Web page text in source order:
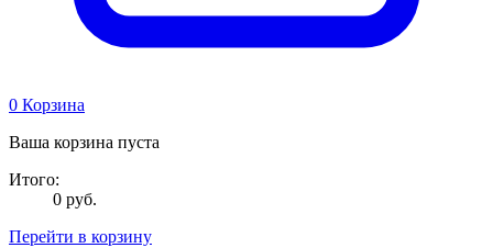
0 Корзина
Ваша корзина пуста
Итого:
0 руб.
Перейти в корзину